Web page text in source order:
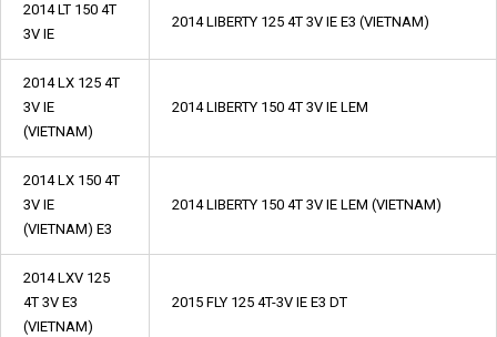
2014 LT 150 4T
3V IE
2014 LIBERTY 125 4T 3V IE E3 (VIETNAM)
2014 LX 125 4T
3V IE
(VIETNAM)
2014 LIBERTY 150 4T 3V IE LEM
2014 LX 150 4T
3V IE
(VIETNAM) E3
2014 LIBERTY 150 4T 3V IE LEM (VIETNAM)
2014 LXV 125
4T 3V E3
(VIETNAM)
2015 FLY 125 4T-3V IE E3 DT